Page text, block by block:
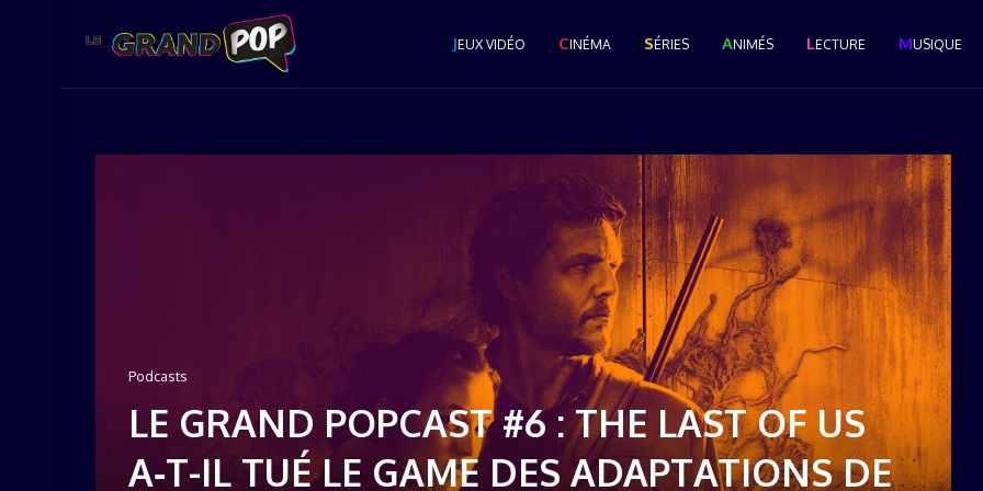
JEUX VIDÉO CINÉMA SÉRIES ANIMÉS LECTURE MUSIQUE
Podcasts
LE GRAND POPCAST #6 : THE LAST OF US
A‑T-IL TUÉ LE GAME DES ADAPTATIONS DE
Le Grand Popcast #28 : La
Cérémonie des Pop...